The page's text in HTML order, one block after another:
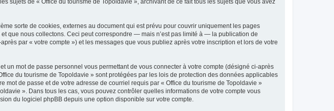
sorte de cookies, externes au document qui est prévu pour couvrir uniquement les pages
que nous collectons. Ceci peut correspondre — mais n’est pas limité à — la publication de
par « votre compte ») et les messages que vous publiez après votre inscription et lors de votre
un mot de passe personnel vous permettant de vous connecter à votre compte (désigné ci-après
du tourisme de Topoldavie » sont protégées par les lois de protection des données applicables
mot de passe et de votre adresse de courriel requis par « Office du tourisme de Topoldavie »
». Dans tous les cas, vous pouvez contrôler quelles informations de votre compte vous
du logiciel phpBB depuis une option disponible sur votre compte.